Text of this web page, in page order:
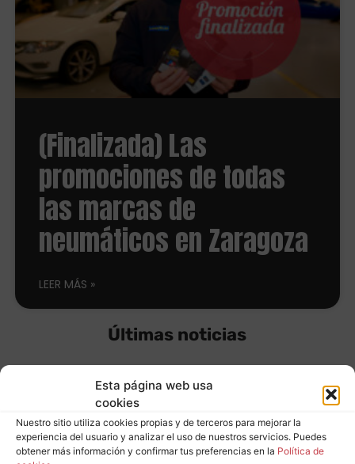
Esta página web usa
cookies
Nuestro sitio utiliza cookies propias y de terceros para mejorar la
experiencia del usuario y analizar el uso de nuestros servicios. Puedes
obtener más información y confirmar tus preferencias en la Política de
(Finalizada) Las
promociones de todas
las marcas de
neumáticos en Zaragoza
LEER MÁS
Últimas noticias
Equípate con
neumáticos
Leer más